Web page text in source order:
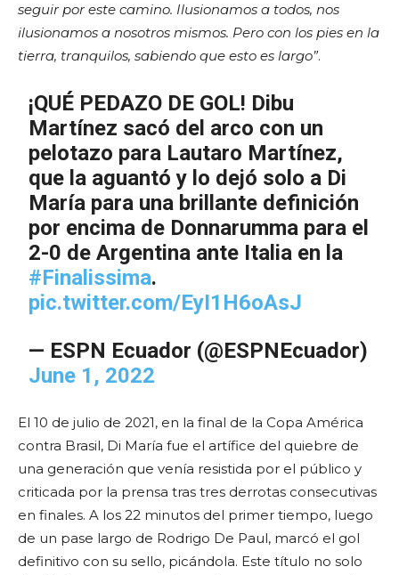
seguir por este camino. Ilusionamos a todos, nos
ilusionamos a nosotros mismos. Pero con los pies en la
tierra, tranquilos, sabiendo que esto es largo”.
¡QUÉ PEDAZO DE GOL! Dibu
Martínez sacó del arco con un
pelotazo para Lautaro Martínez,
que la aguantó y lo dejó solo a Di
María para una brillante definición
por encima de Donnarumma para el
2-0 de Argentina ante Italia en la
#Finalissima.
pic.twitter.com/EyI1H6oAsJ
— ESPN Ecuador (@ESPNEcuador)
June 1, 2022
El 10 de julio de 2021, en la final de la Copa América
contra Brasil, Di María fue el artífice del quiebre de
una generación que venía resistida por el público y
criticada por la prensa tras tres derrotas consecutivas
en finales. A los 22 minutos del primer tiempo, luego
de un pase largo de Rodrigo De Paul, marcó el gol
definitivo con su sello, picándola. Este título no solo